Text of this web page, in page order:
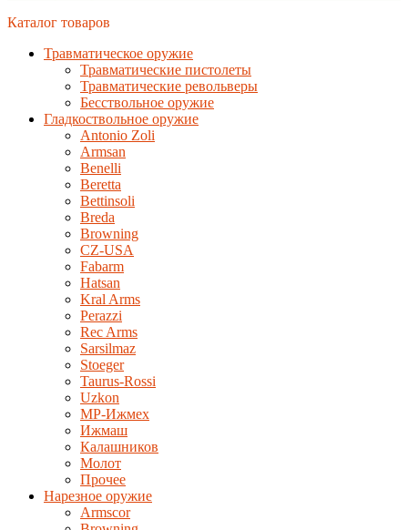
Каталог товаров
Травматическое оружие
Травматические пистолеты
Травматические револьверы
Бесствольное оружие
Гладкоствольное оружие
Antonio Zoli
Armsan
Benelli
Beretta
Bettinsoli
Breda
Browning
CZ-USA
Fabarm
Hatsan
Kral Arms
Perazzi
Rec Arms
Sarsilmaz
Stoeger
Taurus-Rossi
Uzkon
MP-Ижмех
Ижмаш
Калашников
Молот
Прочее
Нарезное оружие
Armscor